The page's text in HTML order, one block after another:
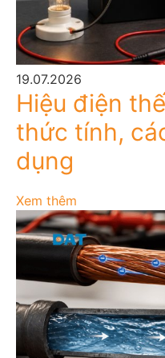
19.07.2026
Hiệu điện
thức tính,
dụng
Xem thêm